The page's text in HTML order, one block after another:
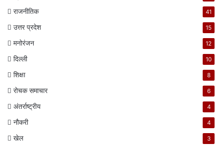
राजनीतिक 41
उत्तर प्रदेश 15
मनोरंजन 12
दिल्ली 10
शिक्षा 8
रोचक समाचार 6
अंतर्राष्ट्रीय 4
नौकरी 4
खेल 3